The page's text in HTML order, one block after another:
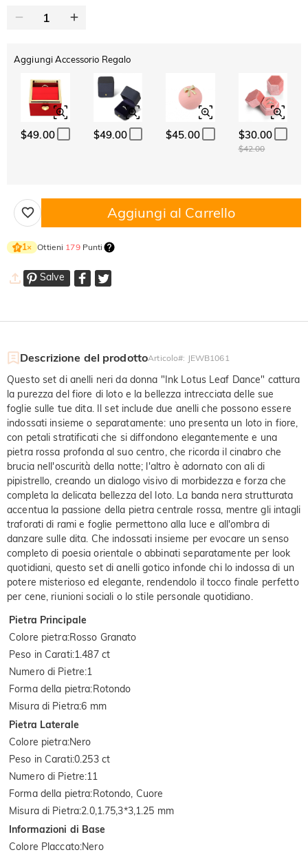
Aggiungi Accessorio Regalo
$49.00 $49.00 $45.00 $30.00
$42.00
Aggiungi al Carrello
1× Ottieni 179Punti
Salve
Descrizione del prodottoArticolo#: JEWB1061
Questo set di anelli neri da donna "Ink Lotus Leaf Dance" cattura
la purezza del fiore di loto e la bellezza intrecciata delle sue
foglie sulle tue dita. Il set include due anelli che possono essere
indossati insieme o separatamente: uno presenta un loto in fiore,
con petali stratificati che si diffondono elegantemente e una
pietra rossa profonda al suo centro, che ricorda il cinabro che
brucia nell'oscurità della notte; l'altro è adornato con ali di
pipistrello, creando un dialogo visivo di morbidezza e forza che
completa la delicata bellezza del loto. La banda nera strutturata
accentua la passione della pietra centrale rossa, mentre gli intagli
traforati di rami e foglie permettono alla luce e all'ombra di
danzare sulle dita. Che indossati insieme per evocare un senso
completo di poesia orientale o abbinati separatamente per look
quotidiani, questo set di anelli gotico infonde chi lo indossa di un
potere misterioso ed elegante, rendendolo il tocco finale perfetto
per cene, riunioni sociali o lo stile personale quotidiano.
Pietra Principale
Colore pietra:Rosso Granato
Peso in Carati:1.487 ct
Numero di Pietre:1
Forma della pietra:Rotondo
Misura di Pietra:6 mm
Pietra Laterale
Colore pietra:Nero
Peso in Carati:0.253 ct
Numero di Pietre:11
Forma della pietra:Rotondo, Cuore
Misura di Pietra:2.0,1.75,3*3,1.25 mm
Informazioni di Base
Colore Placcato:Nero